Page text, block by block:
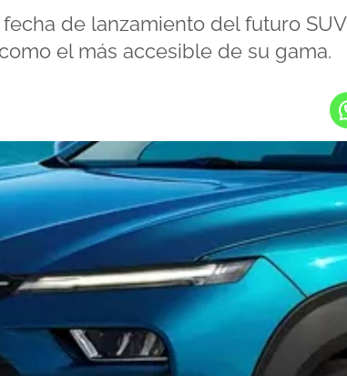
de lanzamiento del futuro SUV
el más accesible de su gama.